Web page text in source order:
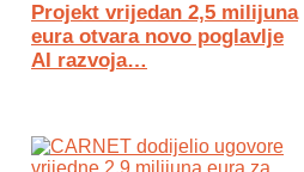
Projekt vrijedan 2,5 milijuna
eura otvara novo poglavlje
AI razvoja…